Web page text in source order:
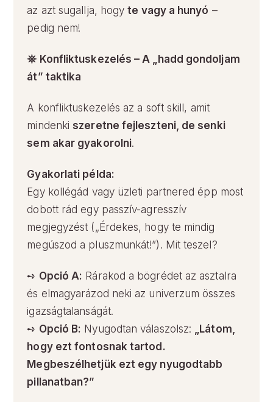
az azt sugallja, hogyte vagy a hunyó –
pedig nem!
𖤓 Konfliktuskezelés – A „hadd gondoljam
át” taktika
A konfliktuskezelés az a soft skill, amit
mindenki szeretne fejleszteni, de senki
sem akar gyakorolni.
Gyakorlati példa:
Egy kollégád vagy üzleti partnered épp most
dobott rád egy passzív-agresszív
megjegyzést („Érdekes, hogy te mindig
megúszod a pluszmunkát!”). Mit teszel?
➺ Opció A: Rárakod a bögrédet az asztalra
és elmagyarázod neki az univerzum összes
igazságtalanságát.
➺ Opció B: Nyugodtan válaszolsz: „Látom,
hogy ezt fontosnak tartod.
Megbeszélhetjük ezt egy nyugodtabb
pillanatban?”